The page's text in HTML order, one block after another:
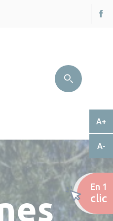
A+
A-
En 1
clic